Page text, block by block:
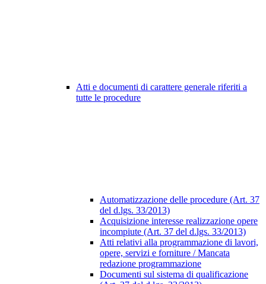
Atti e documenti di carattere generale riferiti a
tutte le procedure
Automatizzazione delle procedure (Art. 37
del d.lgs. 33/2013)
Acquisizione interesse realizzazione opere
incompiute (Art. 37 del d.lgs. 33/2013)
Atti relativi alla programmazione di lavori,
opere, servizi e forniture / Mancata
redazione programmazione
Documenti sul sistema di qualificazione